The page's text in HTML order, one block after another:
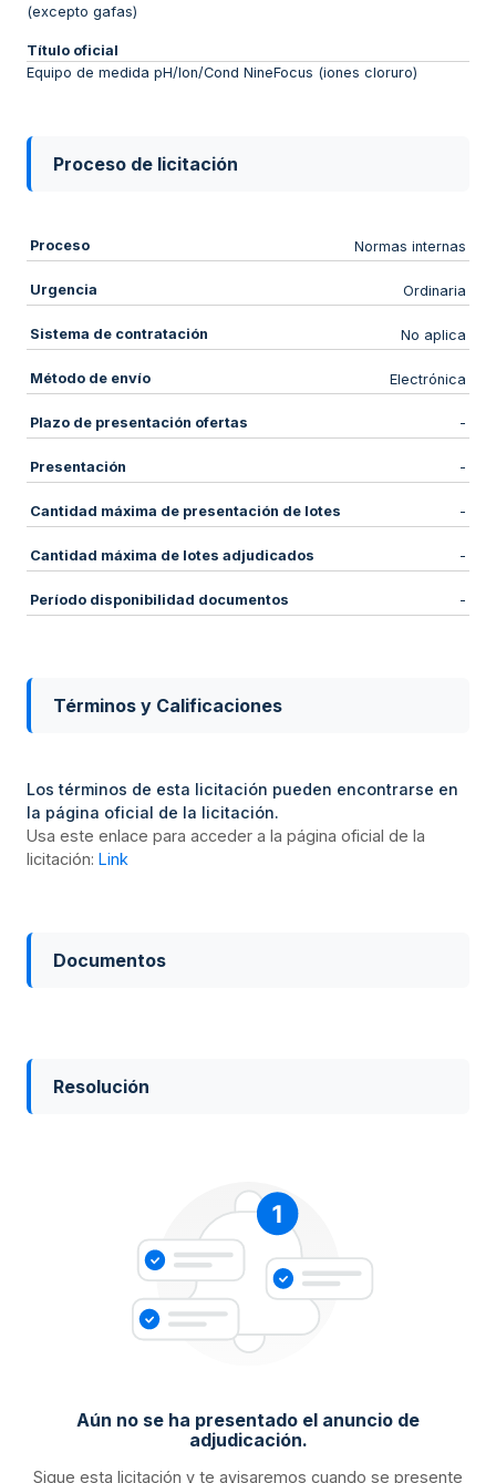
(excepto gafas)
Título oficial
Equipo de medida pH/Ion/Cond NineFocus (iones cloruro)
Proceso de licitación
Proceso Normas internas
Urgencia Ordinaria
Sistema de contratación No aplica
Método de envío Electrónica
Plazo de presentación ofertas -
Presentación -
Cantidad máxima de presentación de lotes -
Cantidad máxima de lotes adjudicados -
Período disponibilidad documentos -
Términos y Calificaciones
Los términos de esta licitación pueden encontrarse en
la página oficial de la licitación.
Usa este enlace para acceder a la página oficial de la
licitación: Link
Documentos
Resolución
Aún no se ha presentado el anuncio de
adjudicación.
Sigue esta licitación y te avisaremos cuando se presente